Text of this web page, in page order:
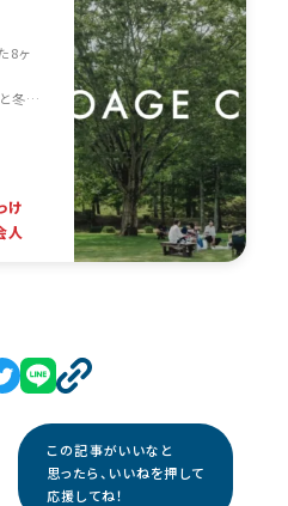
8ヶ
冬、
空
さま
け
人
この記事がいいなと
思ったら、いいねを押して
応援してね！